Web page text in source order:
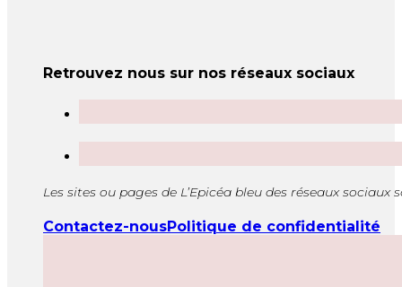
Retrouvez nous sur nos réseaux sociaux
Les sites ou pages de L’Epicéa bleu des réseaux sociaux
Contactez-nousPolitique de confidentialité